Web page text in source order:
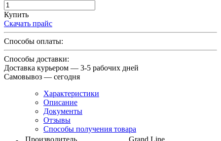
Купить
Скачать прайс
Способы оплаты:
Способы доставки:
Доставка курьером — 3-5 рабочих дней
Самовывоз — сегодня
Характеристики
Описание
Документы
Отзывы
Способы получения товара
Производитель
Grand Line